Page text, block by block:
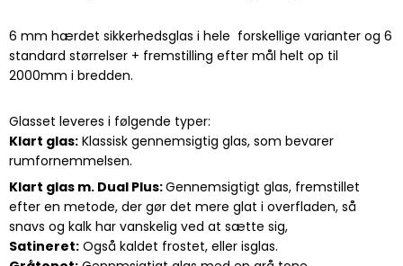
6 mm hærdet sikkerhedsglas i hele forskellige varianter og 6
standard størrelser + fremstilling efter mål helt op til
2000mm i bredden.
Glasset leveres i følgende typer:
Klart glas: Klassisk gennemsigtig glas, som bevarer
rumfornemmelsen.
Klart glas m. Dual Plus:Gennemsigtigt glas, fremstillet
efter en metode, der gør det mere glat i overfladen, så
snavs og kalk har vanskelig ved at sætte sig,
Satineret: Også kaldet frostet, eller isglas.